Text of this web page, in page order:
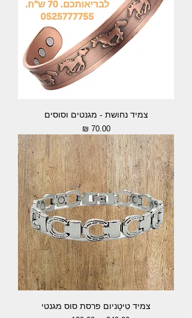
צמיד נחושת - מגנטים וסוסים
מחיר‏70.00 ‏₪
צמיד טִיטָניום פרסת סוס מגנטי